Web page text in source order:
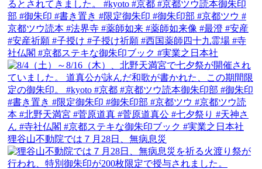
狸谷山不動院では７月28日、無病息災